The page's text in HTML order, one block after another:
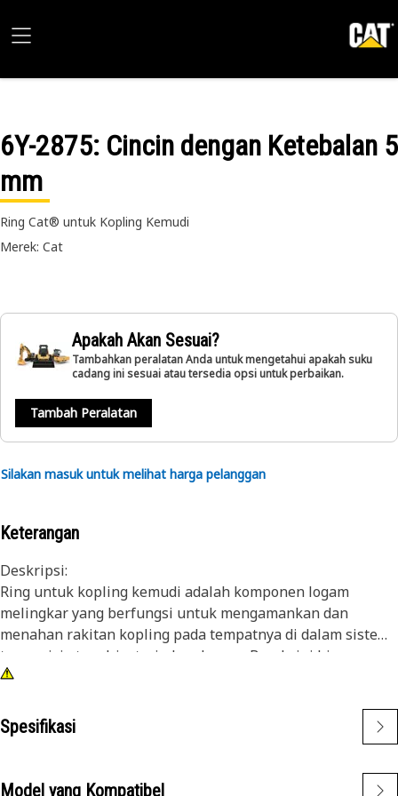
6Y-2875: Cincin dengan Ketebalan 5
mm
Ring Cat® untuk Kopling Kemudi
Merek: Cat
Apakah Akan Sesuai?
Tambahkan peralatan Anda untuk mengetahui apakah suku
cadang ini sesuai atau tersedia opsi untuk perbaikan.
Tambah Peralatan
Silakan masuk untuk melihat harga pelanggan
Keterangan
Deskripsi:
Ring untuk kopling kemudi adalah komponen logam
melingkar yang berfungsi untuk mengamankan dan
menahan rakitan kopling pada tempatnya di dalam sistem
transmisi atau drivetrain kendaraan. Benda ini biasanya
dipasang di alur atau recess pada hub atau rumah kopling.
kopling, mencegahnya terlepas selama pengoperasian.
• Tahan terhadap tuntutan rakitan kopling dan
Spesifikasi
Model yang Kompatibel